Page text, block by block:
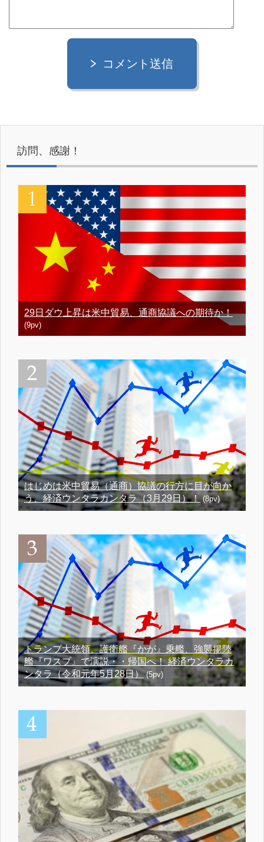
コメント送信
訪問、感謝！
29日ダウ上昇は米中貿易、通商協議への期待か！
(9pv)
はじめは米中貿易（通商）協議の行方に目が向か
う、経済ウンタラカンタラ（3月29日）！(8pv)
トランプ大統領、護衛艦『かが』乗艦、強襲揚陸
艦『ワスプ』で演説・・帰国へ！ 経済ウンタラカ
ンタラ（令和元年5月28日）(5pv)